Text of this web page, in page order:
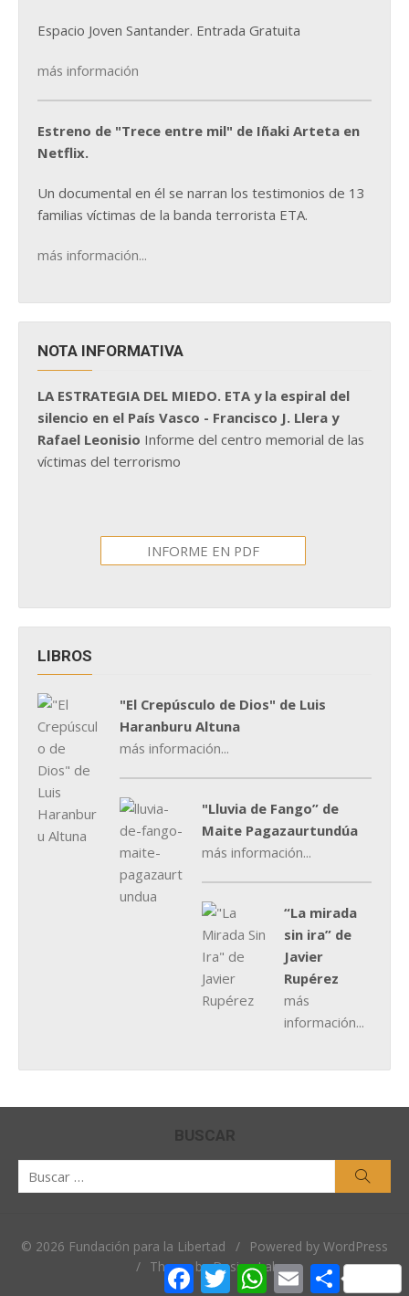
Espacio Joven Santander. Entrada Gratuita
más información
Estreno de "Trece entre mil" de Iñaki Arteta en
Netflix.
Un documental en él se narran los testimonios de 13
familias víctimas de la banda terrorista ETA.
más información...
NOTA INFORMATIVA
LA ESTRATEGIA DEL MIEDO. ETA y la espiral del
silencio en el País Vasco - Francisco J. Llera y
Rafael Leonisio Informe del centro memorial de las
víctimas del terrorismo
INFORME EN PDF
LIBROS
"El Crepúsculo de Dios" de Luis
Haranburu Altuna
más información...
"Lluvia de Fango” de
Maite Pagazaurtundúa
más información...
“La mirada
sin ira” de
Javier
Rupérez
más
información...
BUSCAR
© 2026 Fundación para la Libertad /
Powered by WordPress
/ Theme by Design Lab
Facebook
TwitterWhatsApp
EmailCompartir